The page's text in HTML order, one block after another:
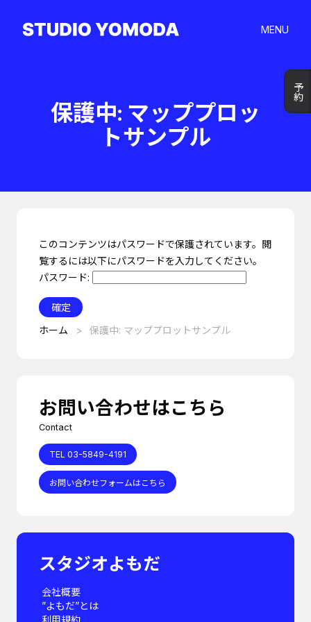
MENU
予約
予約
保護中: マッププロッ
トサンプル
このコンテンツはパスワードで保護されています。閲
覧するには以下にパスワードを入力してください。
パスワード:
ホーム 保護中: マッププロットサンプル
お問い合わせはこちら
Contact
TEL 03-5849-4191
お問い合わせフォームはこちら
スタジオよもだ
会社概要
”よもだ”とは